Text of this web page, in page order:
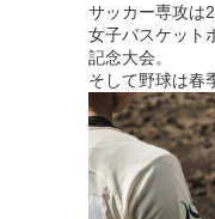
サッカー専攻は
女子バスケット
記念大会。
そして野球は春